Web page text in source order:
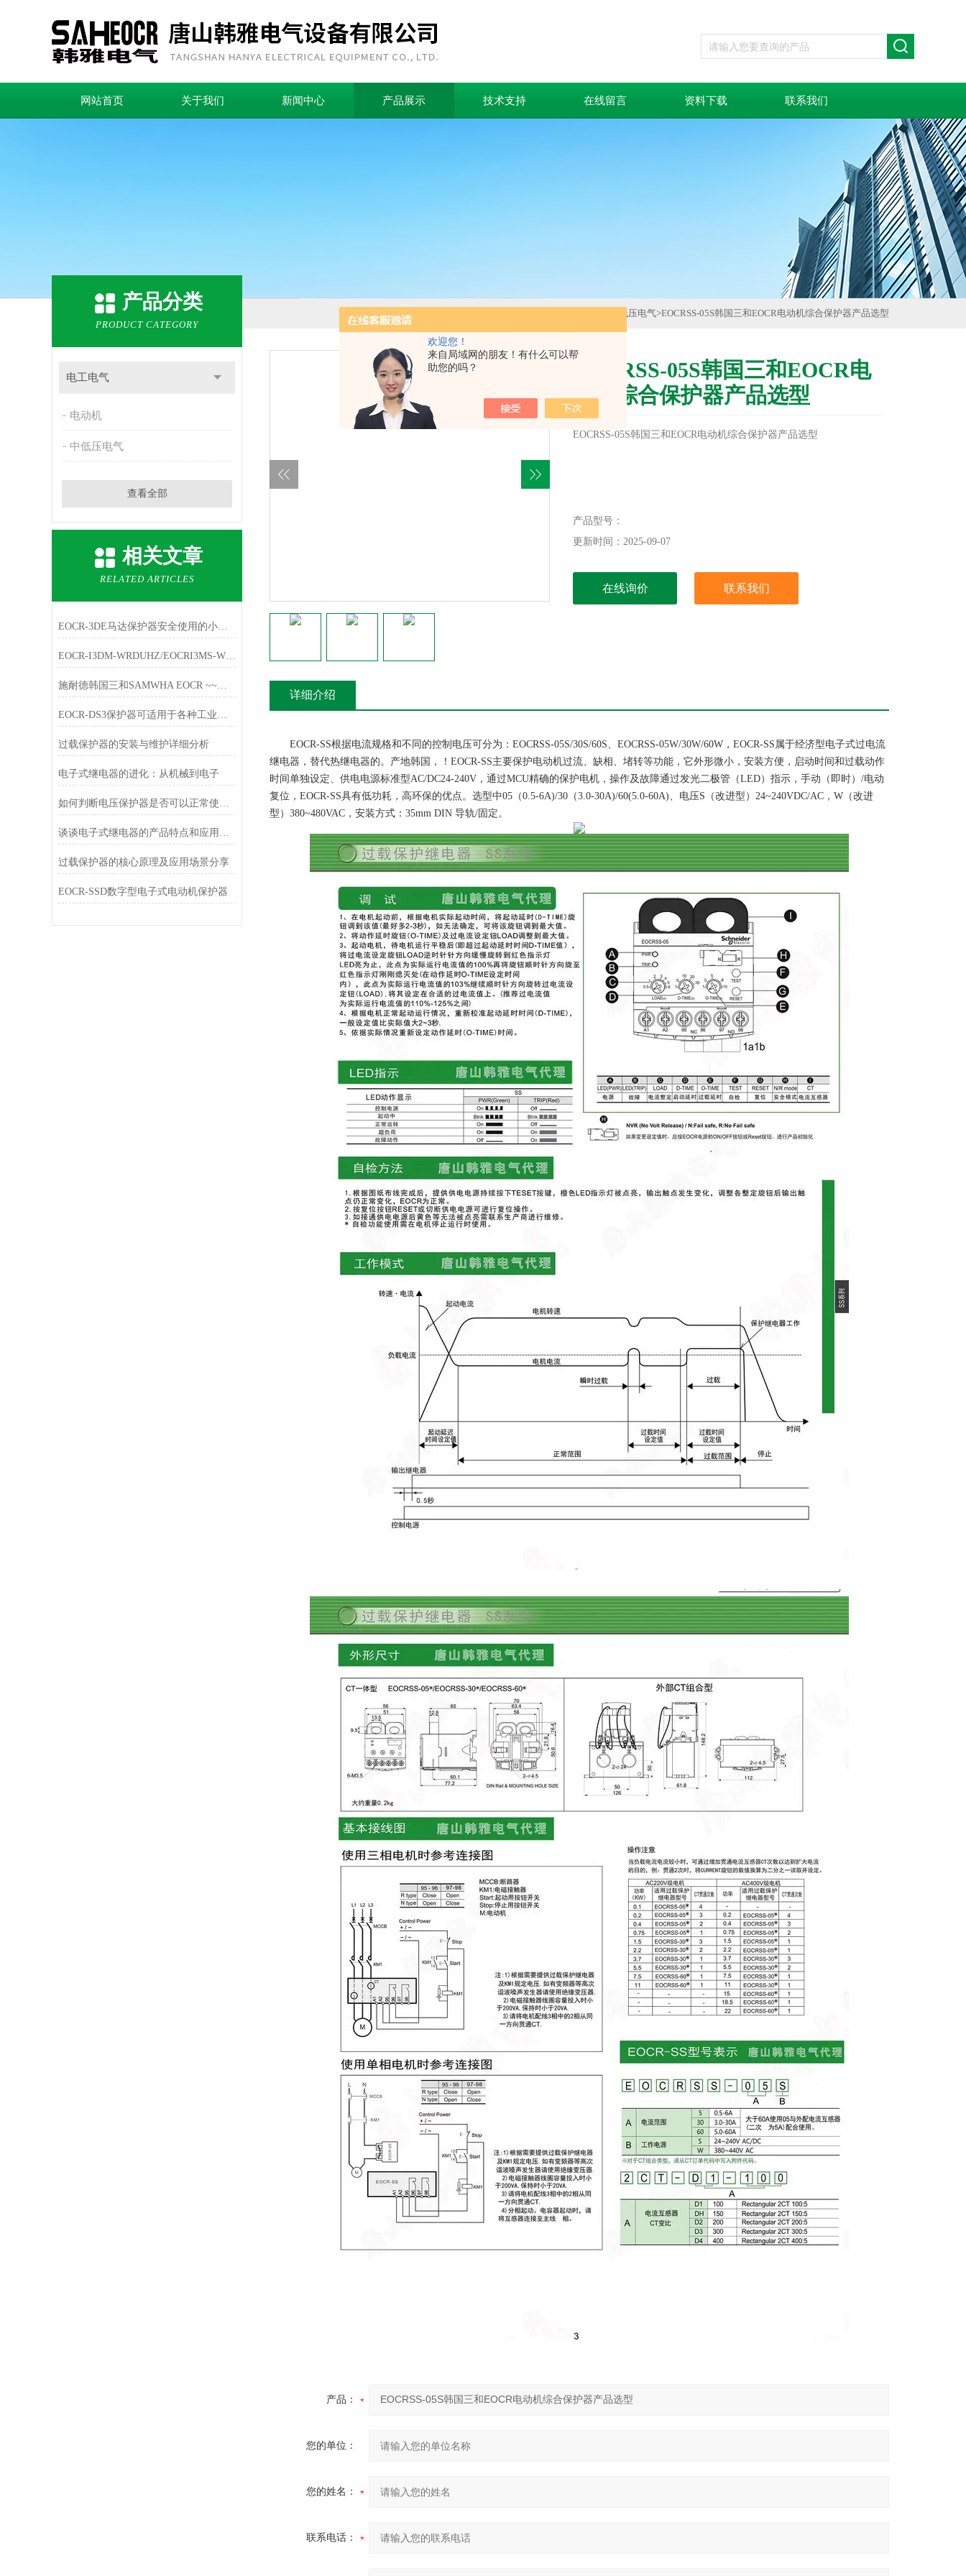
欢迎您！
来自局域网的朋友！有什么可以帮
助您的吗？
网站首页 关于我们 新闻中心 产品展示 技术支持 在线留言 资料下载 联系我们
产品分类
PRODUCT CATEGORY
电工电气
电动机
中低压电气
查看全部
相关文章
RELATED ARTICLES
EOCR-3DE马达保护器安全使用的小技巧分享
EOCR-I3DM-WRDUHZ/EOCRI3MS-WRDUHZ施耐德原装电动机保护器简介
施耐德韩国三和SAMWHA EOCR ~~唐山韩雅电气春节放假通知
EOCR-DS3保护器可适用于各种工业环境中
过载保护器的安装与维护详细分析
电子式继电器的进化：从机械到电子
如何判断电压保护器是否可以正常使用？
谈谈电子式继电器的产品特点和应用行业
过载保护器的核心原理及应用场景分享
EOCR-SSD数字型电子式电动机保护器
中低压电气>EOCRSS-05S韩国三和EOCR电动机综合保护器产品选型
EOCRSS-05S韩国三和EOCR电
动机综合保护器产品选型
EOCRSS-05S韩国三和EOCR电动机综合保护器产品选型
产品型号：
更新时间：2025-09-07
在线询价 联系我们
详细介绍
EOCR-SS根据电流规格和不同的控制电压可分为：EOCRSS-05S/30S/60S、EOCRSS-05W/30W/60W，EOCR-SS属于经济型电子式过电流
继电器，替代热继电器的。产地韩国，！EOCR-SS主要保护电动机过流、缺相、堵转等功能，它外形微小，安装方便，启动时间和过载动作
时间单独设定、供电电源标准型AC/DC24-240V，通过MCU精确的保护电机，操作及故障通过发光二极管（LED）指示，手动（即时）/电动
复位，EOCR-SS具有低功耗，高环保的优点。选型中05（0.5-6A)/30（3.0-30A)/60(5.0-60A)、电压S（改进型）24~240VDC/AC，W（改进
型）380~480VAC，安装方式：35mm DIN 导轨/固定。
产品：
您的单位：
您的姓名：
联系电话：